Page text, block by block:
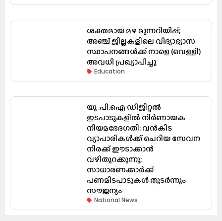
ശക്തമായ മഴ മുന്നറിയിപ്പ്;
അഞ്ച് ജില്ലകളിലെ വിദ്യാഭ്യാസ
സ്ഥാപനങ്ങൾക്ക് നാളെ (വെള്ളി)
അവധി പ്രഖ്യാപിച്ചു
Education
യു .പി.ഐ ഡിജിറ്റൽ
ഇടപാടുകളിൽ നിർണായക
നിയമഭേദഗതി: വൻകിട
വ്യാപാരികൾക്ക് ചെറിയ സേവന
നിരക്ക് ഈടാക്കാൻ
വഴിതുറക്കുന്നു;
സാധാരണക്കാർക്ക്
പണമിടപാടുകൾ തുടർന്നും
സൗജന്യം
National News